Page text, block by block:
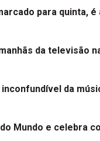
para quinta,
da televisão
da
Mundo e celebra